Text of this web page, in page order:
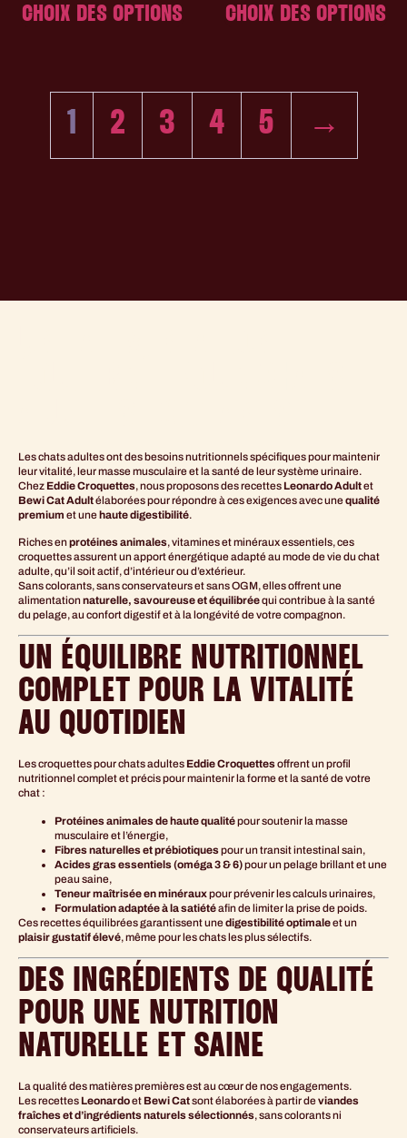
CHOIX DES OPTIONS CHOIX DES OPTIONS
1 2 3 4 5 →
Les chats adultes ont des besoins nutritionnels spécifiques pour maintenir
leur vitalité, leur masse musculaire et la santé de leur système urinaire.
Chez Eddie Croquettes, nous proposons des recettes Leonardo Adultet
Bewi Cat Adultélaborées pour répondre à ces exigences avec unequalité
premium et unehaute digestibilité.
Riches enprotéines animales, vitamines et minéraux essentiels, ces
croquettes assurent un apport énergétique adapté au mode de vie du chat
adulte, qu’il soit actif, d’intérieur ou d’extérieur.
Sans colorants, sans conservateurs et sans OGM, elles offrent une
alimentationnaturelle, savoureuse et équilibréequi contribue à la santé
du pelage, au confort digestif et à la longévité de votre compagnon.
UN ÉQUILIBRE NUTRITIONNEL
COMPLET POUR LA VITALITÉ
AU QUOTIDIEN
Les croquettes pour chats adultes Eddie Croquettesoffrent un profil
nutritionnel complet et précis pour maintenir la forme et la santé de votre
chat :
Protéines animales de haute qualitépour soutenir la masse
musculaire et l’énergie,
Fibres naturelles et prébiotiquespour un transit intestinal sain,
Acides gras essentiels (oméga 3 & 6)pour un pelage brillant et une
peau saine,
Teneur maîtrisée en minérauxpour prévenir les calculs urinaires,
Formulation adaptée à la satiétéafin de limiter la prise de poids.
Ces recettes équilibrées garantissent unedigestibilité optimaleet un
plaisir gustatif élevé, même pour les chats les plus sélectifs.
DES INGRÉDIENTS DE QUALITÉ
POUR UNE NUTRITION
NATURELLE ET SAINE
La qualité des matières premières est au cœur de nos engagements.
Les recettes Leonardoet Bewi Catsont élaborées à partir deviandes
fraîches et d’ingrédients naturels sélectionnés, sans colorants ni
conservateurs artificiels.